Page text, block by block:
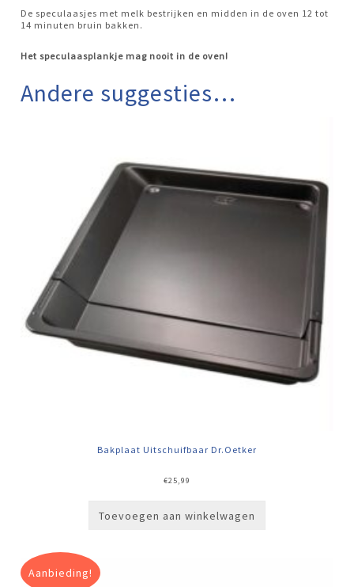
De speculaasjes met melk bestrijken en midden in de oven 12 tot
14 minuten bruin bakken.
Het speculaasplankje mag nooit in de oven!
Andere suggesties…
Bakplaat Uitschuifbaar Dr.Oetker
€25,99
Toevoegen aan winkelwagen
Aanbieding!